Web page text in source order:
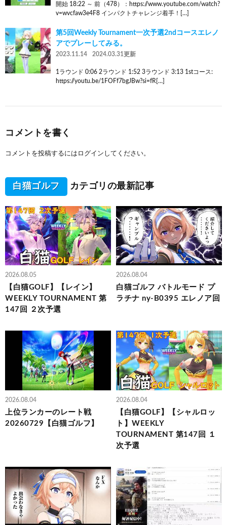
開始 18:22 ～ 前（478）：https://www.youtube.com/watch?
v=wvcfaw3e4F8 インパクトチャレンジ着手！[…]
第5回Weekly Tournament一次予選2ndコースエレノ
アでプレーしてみる。
2023.11.14 2024.03.31更新
1ラウンド 0:06 2ラウンド 1:52 3ラウンド 3:13 1stコース:
https://youtu.be/1FOFf7bgJBw?si=fR[…]
コメントを書く
コメントを投稿するには ログイン してください。
白猫ゴルフ カテゴリの最新記事
2026.08.05
【白猫GOLF】【レイン】
WEEKLY TOURNAMENT 第
147回 ２次予選
2026.08.04
白猫ゴルフ バトルモード プ
ラチナ ny-B0395 エレノア回
2026.08.04
上位ランカーのレート戦
20260729【白猫ゴルフ】
2026.08.04
【白猫GOLF】【シャルロッ
ト】WEEKLY
TOURNAMENT 第147回 １
次予選